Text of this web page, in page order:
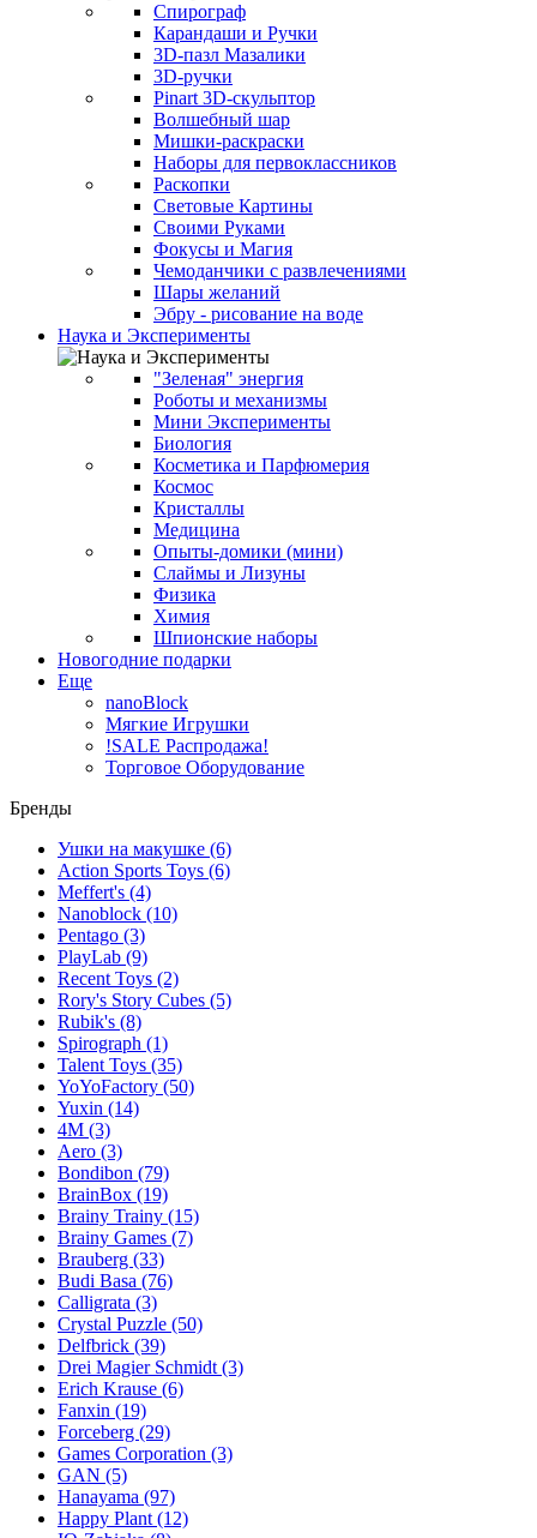
Спирограф
Карандаши и Ручки
3D-пазл Мазалики
3D-ручки
Pinart 3D-скульптор
Волшебный шар
Мишки-раскраски
Наборы для первоклассников
Раскопки
Световые Картины
Своими Руками
Фокусы и Магия
Чемоданчики с развлечениями
Шары желаний
Эбру - рисование на воде
Наука и Эксперименты
"Зеленая" энергия
Роботы и механизмы
Мини Эксперименты
Биология
Косметика и Парфюмерия
Космос
Кристаллы
Медицина
Опыты-домики (мини)
Слаймы и Лизуны
Физика
Химия
Шпионские наборы
Новогодние подарки
Еще
nanoBlock
Мягкие Игрушки
!SALE Распродажа!
Торговое Оборудование
Бренды
Ушки на макушке (6)
Action Sports Toys (6)
Meffert's (4)
Nanoblock (10)
Pentago (3)
PlayLab (9)
Recent Toys (2)
Rory's Story Cubes (5)
Rubik's (8)
Spirograph (1)
Talent Toys (35)
YoYoFactory (50)
Yuxin (14)
4M (3)
Aero (3)
Bondibon (79)
BrainBox (19)
Brainy Trainy (15)
Brainy Games (7)
Brauberg (33)
Budi Basa (76)
Calligrata (3)
Crystal Puzzle (50)
Delfbrick (39)
Drei Magier Schmidt (3)
Erich Krause (6)
Fanxin (19)
Forceberg (29)
Games Corporation (3)
GAN (5)
Hanayama (97)
Happy Plant (12)